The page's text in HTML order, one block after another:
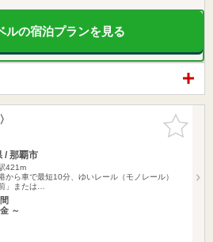
ルの宿泊プランを見る
お気に入
りに追加
/ 那覇市
421m
から車で最短10分、ゆいレール（モノレール）
」または…
～